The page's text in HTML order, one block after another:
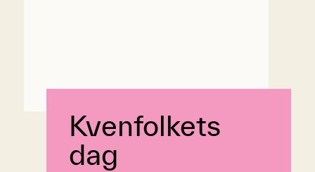
Kvenfolkets
dag